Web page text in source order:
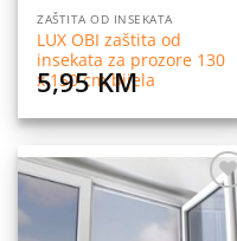
ZAŠTITA OD INSEKATA
LUX OBI zaštita od
insekata za prozore 130
x 150 cm bijela
5,95KM
Dodaj
na